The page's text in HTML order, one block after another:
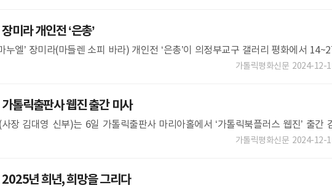
미라 개인전 ‘은총’
누엘’ 장미라(마들렌 소피 바라) 개인전 ‘은총’이 의정부교구 갤러리 평화에서
가톨릭평화신문 2024-12-
톨릭출판사 웹진 출간 미사
장 김대영 신부)는 6일 가톨릭출판사 마리아홀에서 ‘가톨릭북플러스 웹진’ 출간
했다. 서울대교구 총대리 구요비 주교(교구 홍보위원회 위원장)가 주례한 이날 미
가톨릭평화신문 2024-12-
년 희년, 희망을 그리다